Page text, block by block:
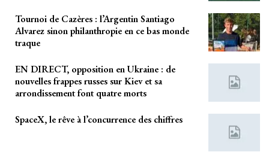
Tournoi de Cazères : l’Argentin Santiago
Alvarez sinon philanthropie en ce bas monde
traque
EN DIRECT, opposition en Ukraine : de
nouvelles frappes russes sur Kiev et sa
arrondissement font quatre morts
SpaceX, le rêve à l’concurrence des chiffres